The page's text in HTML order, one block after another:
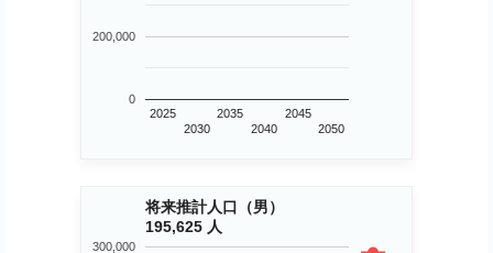
2025
2030
2035
2040
2045
2050
0
200,000
将来推計人口（男）
195,625 人
300,000